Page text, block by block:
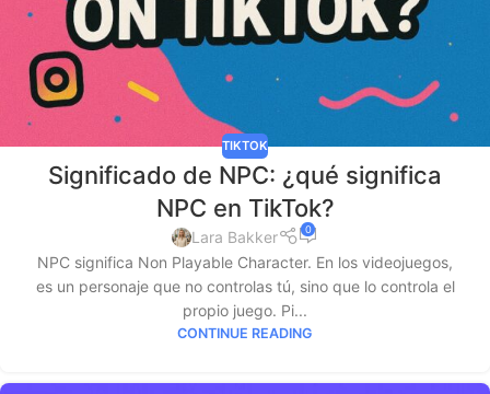
TIKTOK
Significado de NPC: ¿qué significa
NPC en TikTok?
Lara Bakker 0
NPC significa Non Playable Character. En los videojuegos,
es un personaje que no controlas tú, sino que lo controla el
propio juego. Pi...
CONTINUE READING